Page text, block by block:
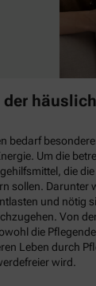
and
posing
room.
bedarf
Um die
die
sollen. Darunter
und nötig
Von
die
Leben durch
wird.